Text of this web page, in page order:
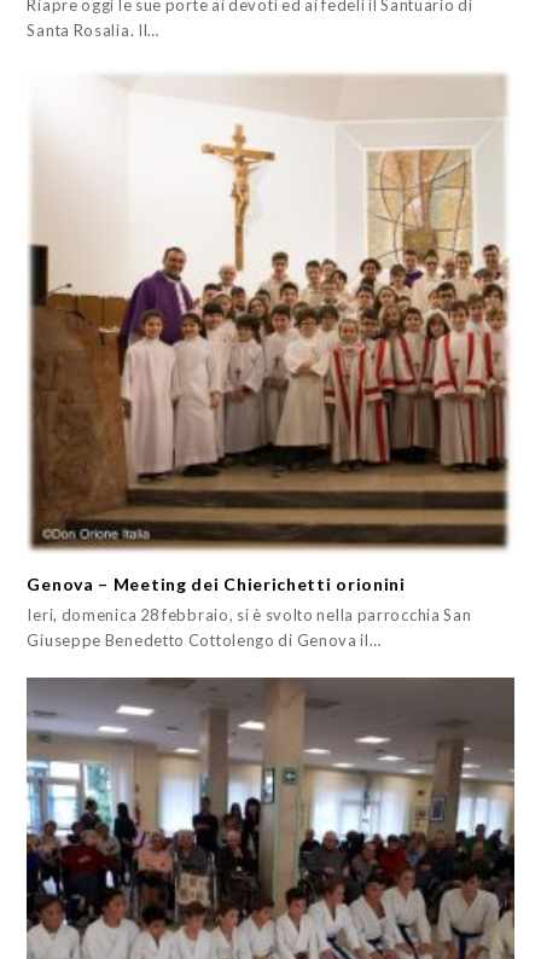
Riapre oggi le sue porte ai devoti ed ai fedeli il Santuario di
Santa Rosalia. Il…
Genova – Meeting dei Chierichetti orionini
Ieri, domenica 28 febbraio, si è svolto nella parrocchia San
Giuseppe Benedetto Cottolengo di Genova il…